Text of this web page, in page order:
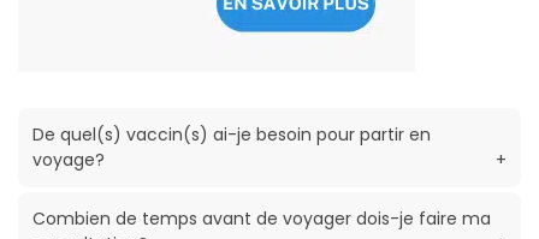
De quel(s) vaccin(s) ai-je besoin pour partir en
voyage?
+
Combien de temps avant de voyager dois-je faire ma